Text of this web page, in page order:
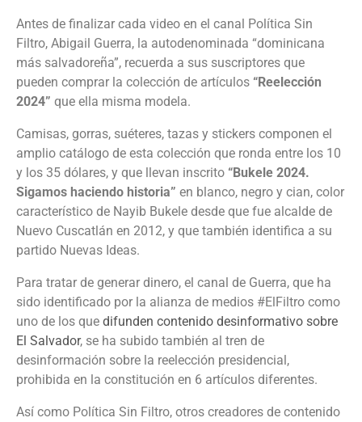
Antes de finalizar cada video en el canal Política Sin
Filtro, Abigail Guerra, la autodenominada “dominicana
más salvadoreña”, recuerda a sus suscriptores que
pueden comprar la colección de artículos “Reelección
2024” que ella misma modela.
Camisas, gorras, suéteres, tazas y stickers componen el
amplio catálogo de esta colección que ronda entre los 10
y los 35 dólares, y que llevan inscrito “Bukele 2024.
Sigamos haciendo historia” en blanco, negro y cian, color
característico de Nayib Bukele desde que fue alcalde de
Nuevo Cuscatlán en 2012, y que también identifica a su
partido Nuevas Ideas.
Para tratar de generar dinero, el canal de Guerra, que ha
sido identificado por la alianza de medios #ElFiltro como
uno de los que difunden contenido desinformativo sobre
El Salvador, se ha subido también al tren de
desinformación sobre la reelección presidencial,
prohibida en la constitución en 6 artículos diferentes.
Así como Política Sin Filtro, otros creadores de contenido